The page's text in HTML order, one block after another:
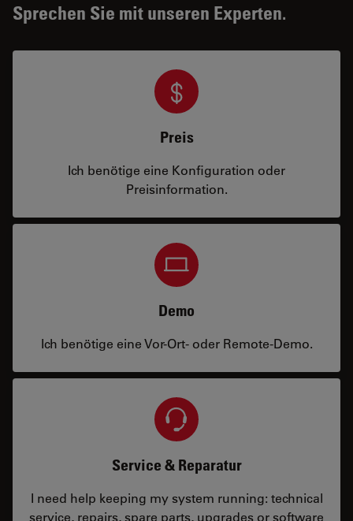
Sprechen Sie mit unseren Experten.
Preis
Ich benötige eine Konfiguration oder
Preisinformation.
Demo
Ich benötige eine Vor-Ort- oder Remote-Demo.
Service & Reparatur
I need help keeping my system running: technical
service, repairs, spare parts, upgrades or software